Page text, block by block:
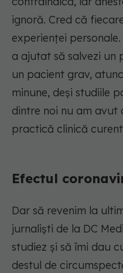
ignoră. Cred că
experienței
a ajutat să salvezi un
un pacient grav,
minune, deși studiile
dintre noi nu am avut
practică clinică
Efectul
Dar să revenim la
jurnaliști de la DC
studiez și să îmi dau
destul de